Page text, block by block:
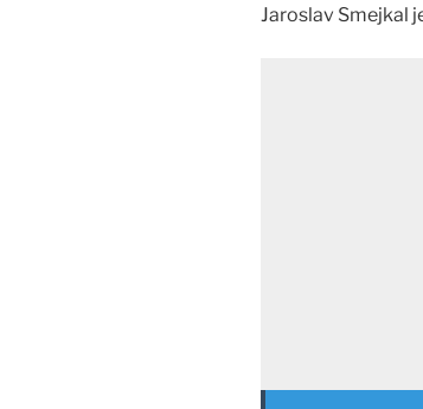
Jaroslav Smejkal